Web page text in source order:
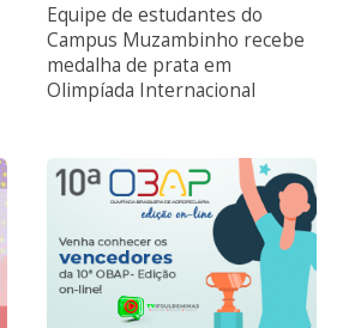
Equipe de estudantes do
Campus Muzambinho recebe
medalha de prata em
Olimpíada Internacional